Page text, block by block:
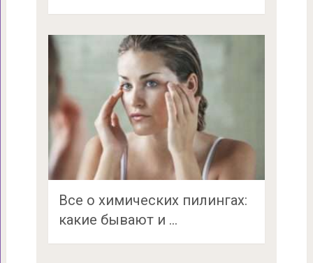
Все о химических пилингах:
какие бывают и …